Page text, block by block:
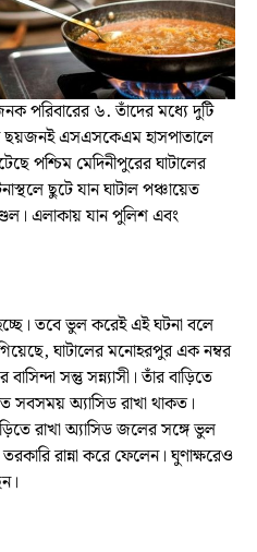
পরিবারের ৬. তাঁদের মধ্যে দুটি
ছয়জনই এসএসকেএম হাসপাতালে
পশ্চিম মেদিনীপুরের ঘাটালের
ছুটে যান ঘাটাল পঞ্চায়েত
এলাকায় যান পুলিশ এবং
তবে ভুল করেই এই ঘটনা বলে
ঘাটালের মনোহরপুর এক নম্বর
বাসিন্দা সন্তু সন্ন্যাসী। তাঁর বাড়িতে
সবসময় অ্যাসিড রাখা থাকত।
রাখা অ্যাসিড জলের সঙ্গে ভুল
রান্না করে ফেলেন। ঘুণাক্ষরেও